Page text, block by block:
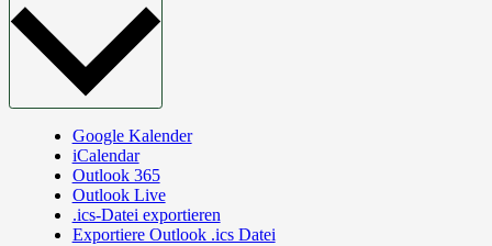
Google Kalender
iCalendar
Outlook 365
Outlook Live
.ics-Datei exportieren
Exportiere Outlook .ics Datei